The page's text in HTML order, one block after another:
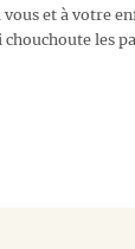
et à votre
les